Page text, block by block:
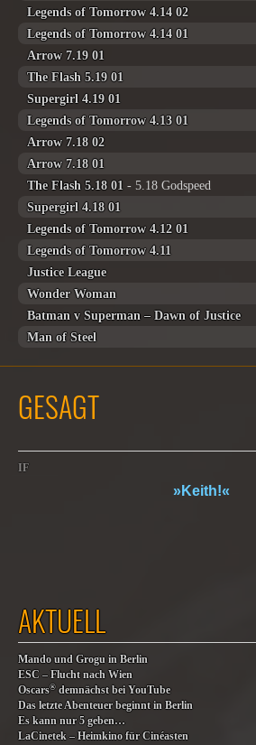
Legends of Tomorrow 4.14 02
Legends of Tomorrow 4.14 01
Arrow 7.19 01
The Flash 5.19 01
Supergirl 4.19 01
Legends of Tomorrow 4.13 01
Arrow 7.18 02
Arrow 7.18 01
The Flash 5.18 01 - 5.18 Godspeed
Supergirl 4.18 01
Legends of Tomorrow 4.12 01
Legends of Tomorrow 4.11
Justice League
Wonder Woman
Batman v Superman – Dawn of Justice
Man of Steel
GESAGT
IF
»Keith!«
AKTUELL
Mando und Grogu in Berlin
ESC – Flucht nach Wien
Oscars® demnächst bei YouTube
Das letzte Abenteuer beginnt in Berlin
Es kann nur 5 geben…
LaCinetek – Heimkino für Cinéasten